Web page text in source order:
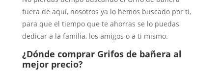
fuera de aquí, nosotros ya lo hemos buscado por ti,
para que el tiempo que te ahorras se lo puedas
dedicar a la familia, los amigos o a ti mismo.
¿Dónde comprar Grifos de bañera al
mejor precio?